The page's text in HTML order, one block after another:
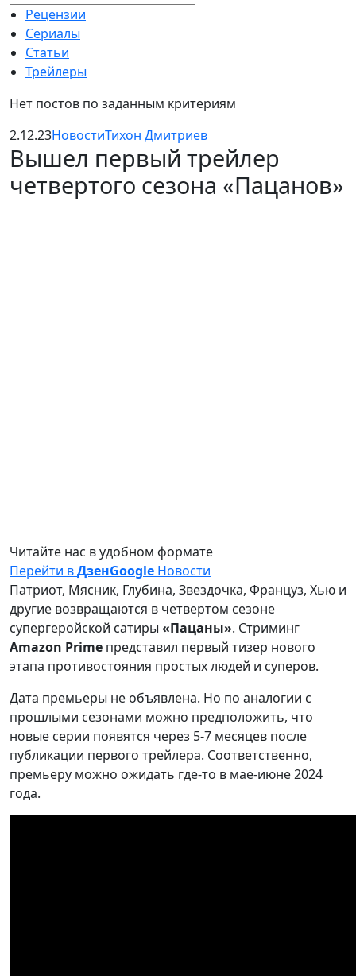
Рецензии
Сериалы
Статьи
Трейлеры
Нет постов по заданным критериям
2.12.23НовостиТихон Дмитриев
Вышел первый трейлер
четвертого сезона «Пацанов»
Читайте нас в удобном формате
Перейти вДзенGoogle Новости
Патриот, Мясник, Глубина, Звездочка, Француз, Хью и
другие возвращаются в четвертом сезоне
супергеройской сатиры «Пацаны». Стриминг
Amazon Prime представил первый тизер нового
этапа противостояния простых людей и суперов.
Дата премьеры не объявлена. Но по аналогии с
прошлыми сезонами можно предположить, что
новые серии появятся через 5-7 месяцев после
публикации первого трейлера. Соответственно,
премьеру можно ожидать где-то в мае-июне 2024
года.